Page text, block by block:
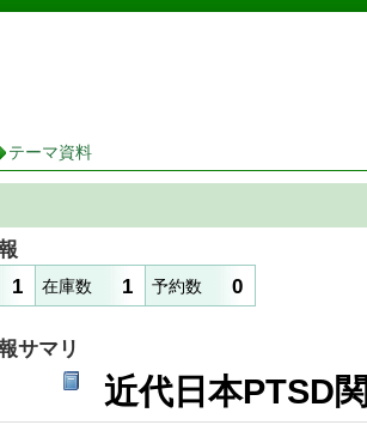
岡県立図書館 蔵書検索・予約システム
テーマ資料
1 在庫数 1 予約数 0
サマリ
近代日本